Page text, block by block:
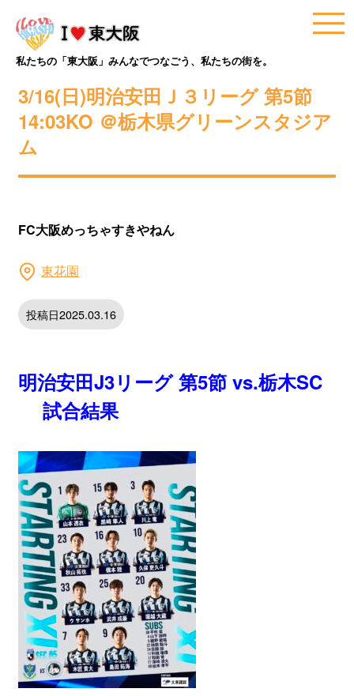
私たちの「東大阪」みんなでつなごう、私たちの街を。
3/16(日)明治安田Ｊ３リーグ 第5節
14:03KO ＠栃木県グリーンスタジア
ム
FC大阪めっちゃすきやねん
東花園
投稿日2025.03.16
明治安田J3リーグ 第5節 vs.栃木SC
試合結果